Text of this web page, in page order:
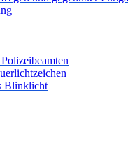
Blinklicht